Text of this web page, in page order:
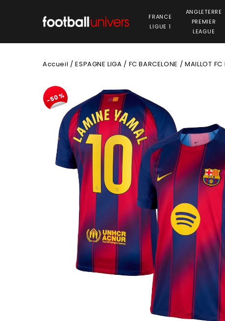
FRANCE
LIGUE 1
ANGLETERRE
PREMIER
LEAGUE
Accueil /ESPAGNE LIGA / FC BARCELONE / MAILLOT
-50%